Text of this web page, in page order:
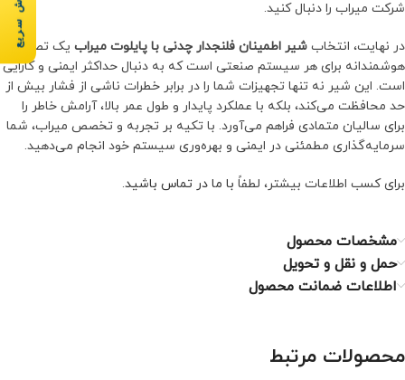
شرکت میراب را دنبال کنید.
در نهایت، انتخاب شیر اطمینان فلنجدار چدنی با پایلوت میراب یک تصمیم
هوشمندانه برای هر سیستم صنعتی است که به دنبال حداکثر ایمنی و کارایی
است. این شیر نه تنها تجهیزات شما را در برابر خطرات ناشی از فشار بیش از
حد محافظت می‌کند، بلکه با عملکرد پایدار و طول عمر بالا، آرامش خاطر را
برای سالیان متمادی فراهم می‌آورد. با تکیه بر تجربه و تخصص میراب، شما
سرمایه‌گذاری مطمئنی در ایمنی و بهره‌وری سیستم خود انجام می‌دهید.
برای کسب اطلاعات بیشتر، لطفاً با ما در تماس باشید.
مشخصات محصول
حمل و نقل و تحویل
اطلاعات ضمانت محصول
محصولات مرتبط